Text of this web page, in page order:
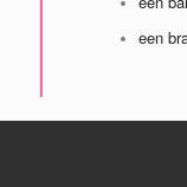
een